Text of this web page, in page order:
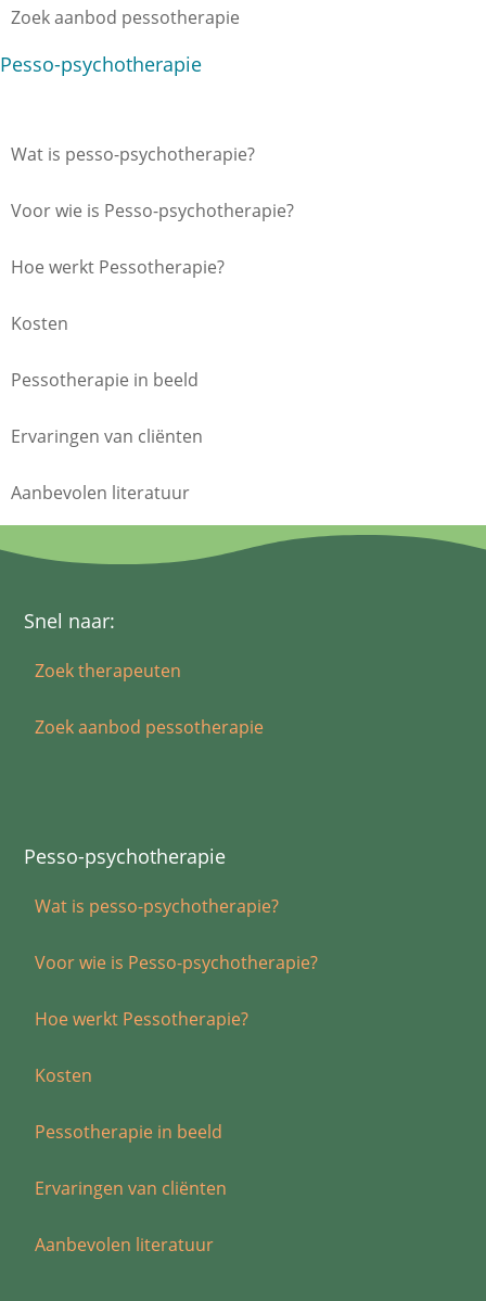
Zoek aanbod pessotherapie
Pesso-psychotherapie
Wat is pesso-psychotherapie?
Voor wie is Pesso-psychotherapie?
Hoe werkt Pessotherapie?
Kosten
Pessotherapie in beeld
Ervaringen van cliënten
Aanbevolen literatuur
Snel naar:
Zoek therapeuten
Zoek aanbod pessotherapie
Pesso-psychotherapie
Wat is pesso-psychotherapie?
Voor wie is Pesso-psychotherapie?
Hoe werkt Pessotherapie?
Kosten
Pessotherapie in beeld
Ervaringen van cliënten
Aanbevolen literatuur